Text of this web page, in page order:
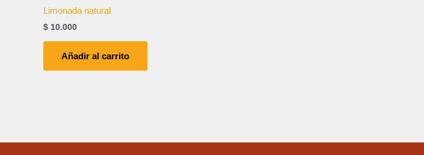
Limonada natural
$ 10.000
Añadir al carrito